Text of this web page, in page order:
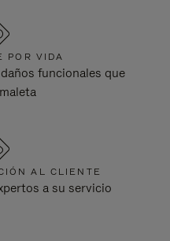
POR VIDA
funcionales que
AL CLIENTE
a su servicio